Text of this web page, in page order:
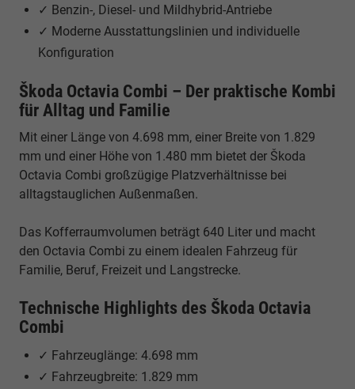
✓ Benzin-, Diesel- und Mildhybrid-Antriebe
✓ Moderne Ausstattungslinien und individuelle
Konfiguration
Škoda Octavia Combi – Der praktische Kombi
für Alltag und Familie
Mit einer Länge von 4.698 mm, einer Breite von 1.829
mm und einer Höhe von 1.480 mm bietet der Škoda
Octavia Combi großzügige Platzverhältnisse bei
alltagstauglichen Außenmaßen.
Das Kofferraumvolumen beträgt 640 Liter und macht
den Octavia Combi zu einem idealen Fahrzeug für
Familie, Beruf, Freizeit und Langstrecke.
Technische Highlights des Škoda Octavia
Combi
✓ Fahrzeuglänge: 4.698 mm
✓ Fahrzeugbreite: 1.829 mm